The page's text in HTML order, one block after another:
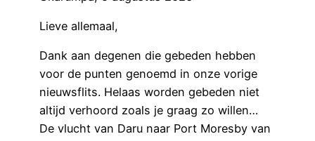
Lieve allemaal,
Dank aan degenen die gebeden hebben
voor de punten genoemd in onze vorige
nieuwsflits. Helaas worden gebeden niet
altijd verhoord zoals je graag zo willen…
De vlucht van Daru naar Port Moresby van